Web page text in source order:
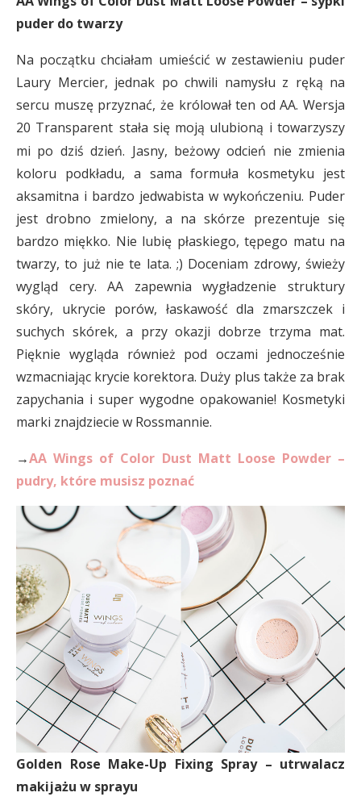
puder do twarzy
Na początku chciałam umieścić w zestawieniu puder
Laury Mercier, jednak po chwili namysłu z ręką na
sercu muszę przyznać, że królował ten od AA. Wersja
20 Transparent stała się moją ulubioną i towarzyszy
mi po dziś dzień. Jasny, beżowy odcień nie zmienia
koloru podkładu, a sama formuła kosmetyku jest
aksamitna i bardzo jedwabista w wykończeniu. Puder
jest drobno zmielony, a na skórze prezentuje się
bardzo miękko. Nie lubię płaskiego, tępego matu na
twarzy, to już nie te lata. ;) Doceniam zdrowy, świeży
wygląd cery. AA zapewnia wygładzenie struktury
skóry, ukrycie porów, łaskawość dla zmarszczek i
suchych skórek, a przy okazji dobrze trzyma mat.
Pięknie wygląda również pod oczami jednocześnie
wzmacniając krycie korektora. Duży plus także za brak
zapychania i super wygodne opakowanie! Kosmetyki
marki znajdziecie w Rossmannie.
→AA Wings of Color Dust Matt Loose Powder –
pudry, które musisz poznać
Golden Rose Make-Up Fixing Spray – utrwalacz
makijażu w sprayu